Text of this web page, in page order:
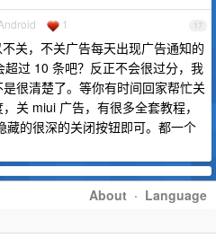
17
1
关，不关广告每天出现广告通知的
过 10 条吧？反正不会很过分，我
很清楚了。等你有时间回家帮忙关
关 miui 广告，有很多全套教程，
藏的很深的关闭按钮即可。都一个
About · Language